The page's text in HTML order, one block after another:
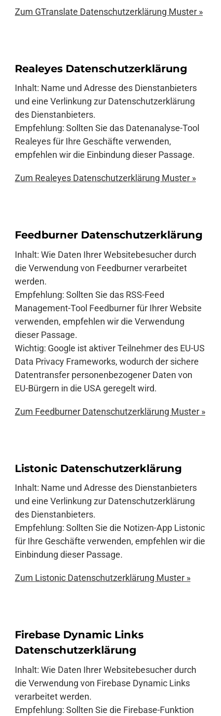
Zum GTranslate Datenschutzerklärung Muster »
Realeyes Datenschutzerklärung
Inhalt: Name und Adresse des Dienstanbieters
und eine Verlinkung zur Datenschutzerklärung
des Dienstanbieters.
Empfehlung: Sollten Sie das Datenanalyse-Tool
Realeyes für Ihre Geschäfte verwenden,
empfehlen wir die Einbindung dieser Passage.
Zum Realeyes Datenschutzerklärung Muster »
Feedburner Datenschutzerklärung
Inhalt: Wie Daten Ihrer Websitebesucher durch
die Verwendung von Feedburner verarbeitet
werden.
Empfehlung: Sollten Sie das RSS-Feed
Management-Tool Feedburner für Ihrer Website
verwenden, empfehlen wir die Verwendung
dieser Passage.
Wichtig: Google ist aktiver Teilnehmer des EU-US
Data Privacy Frameworks, wodurch der sichere
Datentransfer personenbezogener Daten von
EU-Bürgern in die USA geregelt wird.
Zum Feedburner Datenschutzerklärung Muster »
Listonic Datenschutzerklärung
Inhalt: Name und Adresse des Dienstanbieters
und eine Verlinkung zur Datenschutzerklärung
des Dienstanbieters.
Empfehlung: Sollten Sie die Notizen-App Listonic
für Ihre Geschäfte verwenden, empfehlen wir die
Einbindung dieser Passage.
Zum Listonic Datenschutzerklärung Muster »
Firebase Dynamic Links
Datenschutzerklärung
Inhalt: Wie Daten Ihrer Websitebesucher durch
die Verwendung von Firebase Dynamic Links
verarbeitet werden.
Empfehlung: Sollten Sie die Firebase-Funktion